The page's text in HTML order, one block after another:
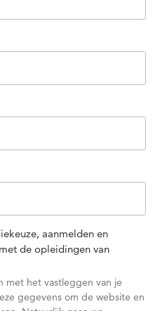
aanmelden en
de opleidingen van
met het vastleggen van je
gegevens om de website en